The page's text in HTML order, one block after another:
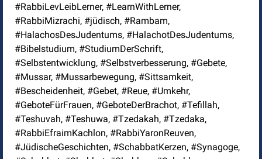
#RabbiLevLeibLerner, #LearnWithLerner,
#RabbiMizrachi, #jüdisch, #Rambam,
#HalachosDesJudentums, #HalachotDesJudentums,
#Bibelstudium, #StudiumDerSchrift,
#Selbstentwicklung, #Selbstverbesserung, #Gebete,
#Mussar, #Mussarbewegung, #Sittsamkeit,
#Bescheidenheit, #Gebet, #Reue, #Umkehr,
#GeboteFürFrauen, #GeboteDerBrachot, #Tefillah,
#Teshuvah, #Teshuwa, #Tzedakah, #Tzedaka,
#RabbiEfraimKachlon, #RabbiYaronReuven,
#JüdischeGeschichten, #SchabbatKerzen, #Synagoge,